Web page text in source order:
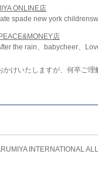
ONLINE店
spade new york
店
the rain、babycheer、
かけいたしますが、何卒ご理